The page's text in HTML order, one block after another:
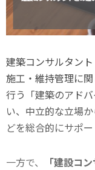
建築コンサルタン
施工・維持管理に
行う「建築のアド
い、中立的な立場
どを総合的にサポー
一方で、
「建設コ